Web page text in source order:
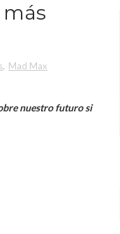
, Mad Max
nuestro futuro si